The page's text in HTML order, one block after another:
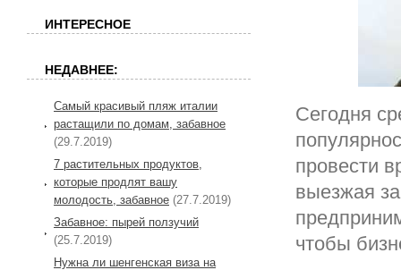
Сегодня
провести
выезжая
чтобы
ИНТЕРЕСНОЕ
НЕДАВНЕЕ:
Самый красивый пляж италии
растащили по домам, забавное
(29.7.2019)
7 растительных продуктов,
которые продлят вашу
молодость, забавное (27.7.2019)
Забавное: пырей ползучий
(25.7.2019)
Нужна ли шенгенская виза на